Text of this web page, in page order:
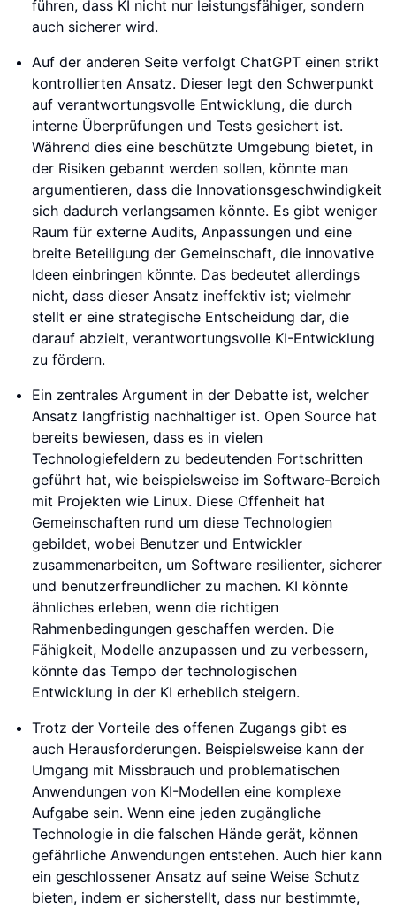
führen, dass KI nicht nur leistungsfähiger, sondern
auch sicherer wird.
Auf der anderen Seite verfolgt ChatGPT einen strikt
kontrollierten Ansatz. Dieser legt den Schwerpunkt
auf verantwortungsvolle Entwicklung, die durch
interne Überprüfungen und Tests gesichert ist.
Während dies eine beschützte Umgebung bietet, in
der Risiken gebannt werden sollen, könnte man
argumentieren, dass die Innovationsgeschwindigkeit
sich dadurch verlangsamen könnte. Es gibt weniger
Raum für externe Audits, Anpassungen und eine
breite Beteiligung der Gemeinschaft, die innovative
Ideen einbringen könnte. Das bedeutet allerdings
nicht, dass dieser Ansatz ineffektiv ist; vielmehr
stellt er eine strategische Entscheidung dar, die
darauf abzielt, verantwortungsvolle KI-Entwicklung
zu fördern.
Ein zentrales Argument in der Debatte ist, welcher
Ansatz langfristig nachhaltiger ist. Open Source hat
bereits bewiesen, dass es in vielen
Technologiefeldern zu bedeutenden Fortschritten
geführt hat, wie beispielsweise im Software-Bereich
mit Projekten wie Linux. Diese Offenheit hat
Gemeinschaften rund um diese Technologien
gebildet, wobei Benutzer und Entwickler
zusammenarbeiten, um Software resilienter, sicherer
und benutzerfreundlicher zu machen. KI könnte
ähnliches erleben, wenn die richtigen
Rahmenbedingungen geschaffen werden. Die
Fähigkeit, Modelle anzupassen und zu verbessern,
könnte das Tempo der technologischen
Entwicklung in der KI erheblich steigern.
Trotz der Vorteile des offenen Zugangs gibt es
auch Herausforderungen. Beispielsweise kann der
Umgang mit Missbrauch und problematischen
Anwendungen von KI-Modellen eine komplexe
Aufgabe sein. Wenn eine jeden zugängliche
Technologie in die falschen Hände gerät, können
gefährliche Anwendungen entstehen. Auch hier kann
ein geschlossener Ansatz auf seine Weise Schutz
bieten, indem er sicherstellt, dass nur bestimmte,